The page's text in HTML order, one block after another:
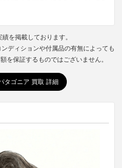
を掲載しております。
ディションや付属品の有無によっても
を保証するものではございません。
タゴニア 買取 詳細